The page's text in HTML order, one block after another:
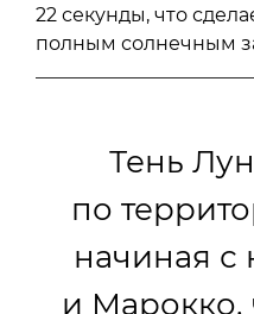
22 секунды, что
полным солнечным
Тень
по
начиная с
и Марокко,